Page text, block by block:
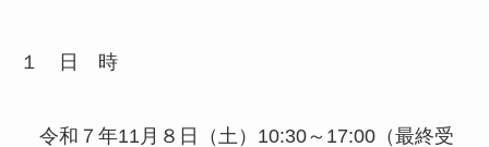
１ 日 時
令和７年11月８日（土）10:30～17:00（最終受